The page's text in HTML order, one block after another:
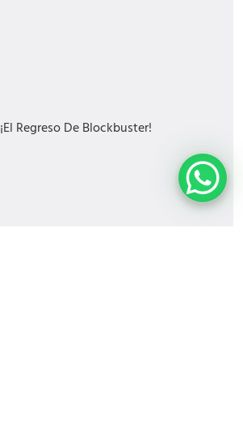
¡El Regreso De Blockbuster!